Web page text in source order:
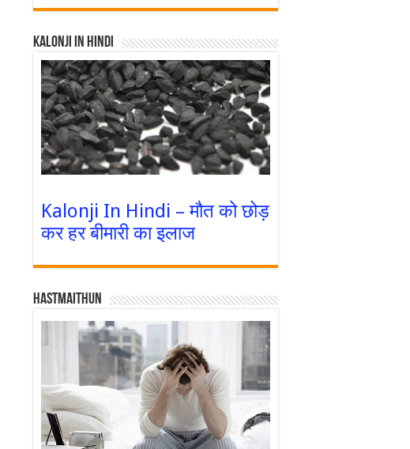
Kalonji In Hindi
Kalonji In Hindi – मौत को छोड़
कर हर बीमारी का इलाज
Hastmaithun